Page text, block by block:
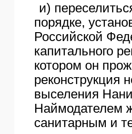
и)
порядке,
Российской
капитального
котором он
реконструкция
выселения
Наймодателем
санитарным и